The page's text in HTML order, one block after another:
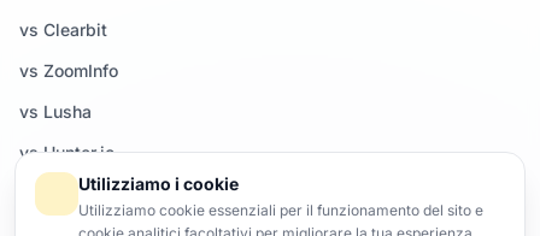
vs Clearbit
vs ZoomInfo
vs Lusha
vs Hunter.io
Tutti i confronti →
Utilizziamo i cookie
Utilizziamo cookie essenziali per il funzionamento del sito e